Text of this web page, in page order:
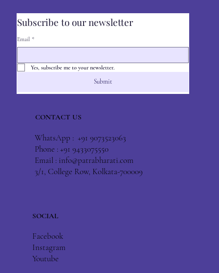
Subscribe to our newsletter
Email *
Yes, subscribe me to your newsletter.
Submit
CONTACT US
WhatsApp : +91 9073523063
Phone : +91 9433075550
Email : info@patrabharati.com
3/1, College Row, Kolkata-700009
SOCIAL
Facebook
Instagram
Youtube